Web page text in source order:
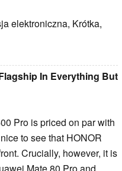
elektroniczna, Krótka,
In Everything But
Pro is priced on par with
to see that HONOR
Crucially, however, it is
Mate 80 Pro and